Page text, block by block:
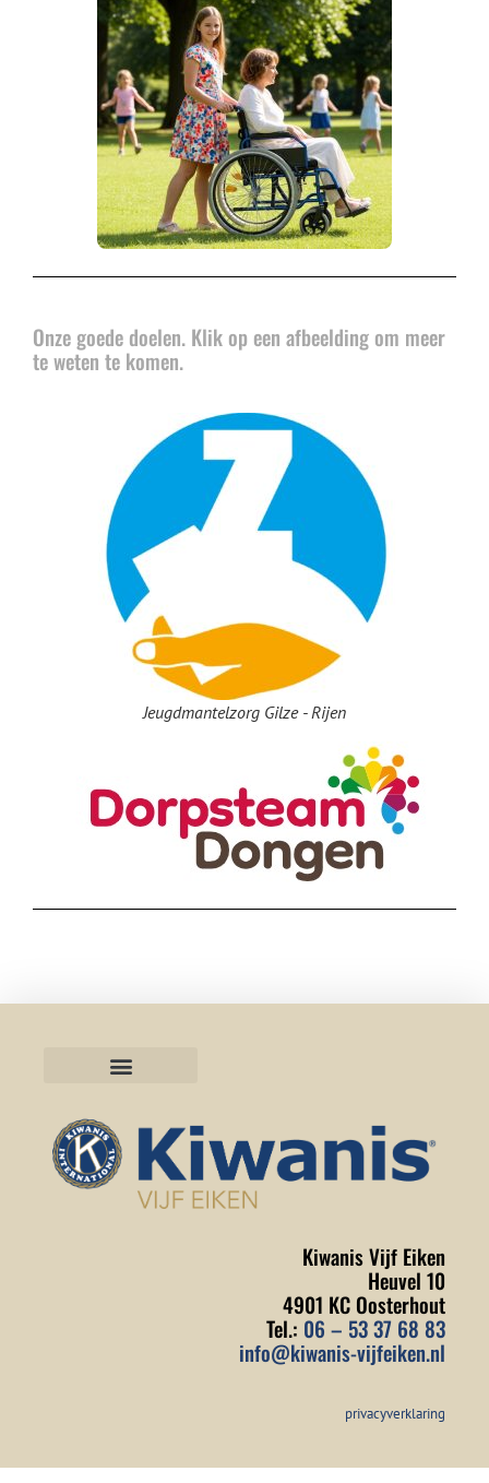
Onze goede doelen. Klik op een afbeelding om meer
te weten te komen.
Jeugdmantelzorg Gilze - Rijen
Kiwanis Vijf Eiken
Heuvel 10
4901 KC Oosterhout
Tel.: 06 – 53 37 68 83
info@kiwanis-vijfeiken.nl
privacyverklaring